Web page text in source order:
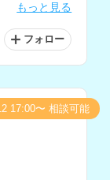
もっと見る
フォロー
17:00〜 相談可能